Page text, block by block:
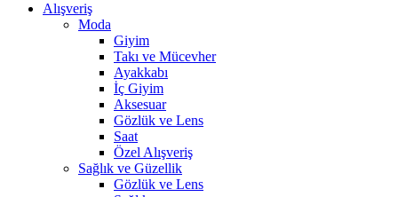
Alışveriş
Moda
Giyim
Takı ve Mücevher
Ayakkabı
İç Giyim
Aksesuar
Gözlük ve Lens
Saat
Özel Alışveriş
Sağlık ve Güzellik
Gözlük ve Lens